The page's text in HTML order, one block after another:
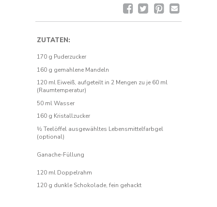
Rezept
per
Pinterest
Twitter
Facebook
ZUTATEN:
170 g Puderzucker
160 g gemahlene Mandeln
120 ml Eiweiß, aufgeteilt in 2 Mengen zu je 60 ml
(Raumtemperatur)
50 ml Wasser
160 g Kristallzucker
½ Teelöffel ausgewähltes Lebensmittelfarbgel
(optional)
Ganache-Füllung
120 ml Doppelrahm
120 g dunkle Schokolade, fein gehackt